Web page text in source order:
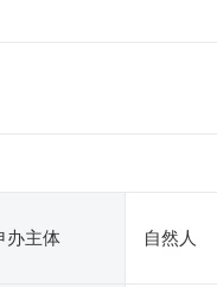
办主体 自然人